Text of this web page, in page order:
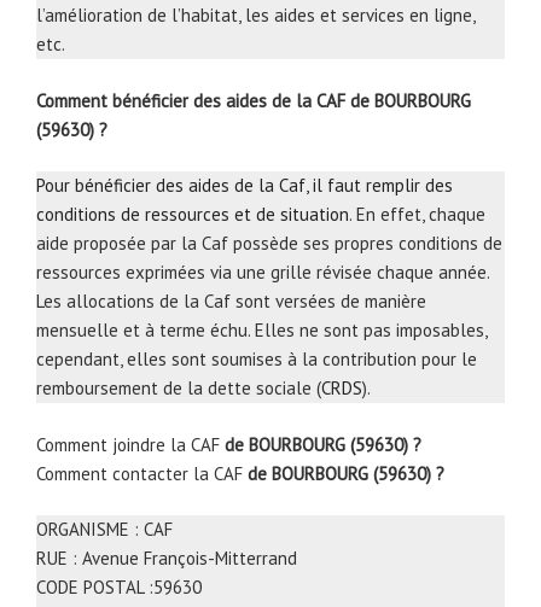
l’amélioration de l’habitat, les aides et services en ligne,
etc.
Comment bénéficier des aides de la CAF de BOURBOURG
(59630) ?
Pour bénéficier des aides de la Caf, il faut remplir des
conditions de ressources et de situation. En effet, chaque
aide proposée par la Caf possède ses propres conditions de
ressources exprimées via une grille révisée chaque année.
Les allocations de la Caf sont versées de manière
mensuelle et à terme échu. Elles ne sont pas imposables,
cependant, elles sont soumises à la contribution pour le
remboursement de la dette sociale (CRDS).
Comment joindre la CAF de BOURBOURG (59630) ?
Comment contacter la CAF de BOURBOURG (59630) ?
ORGANISME : CAF
RUE : Avenue François-Mitterrand
CODE POSTAL :59630